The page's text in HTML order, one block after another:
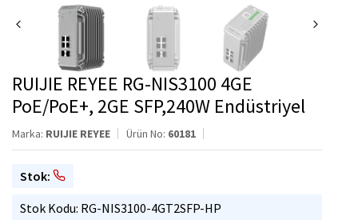
RUIJIE REYEE RG-NIS3100 4GE
PoE/PoE+, 2GE SFP,240W Endüstriyel
Marka: RUIJIE REYEE Ürün No: 60181
Stok:
Stok Kodu: RG-NIS3100-4GT2SFP-HP